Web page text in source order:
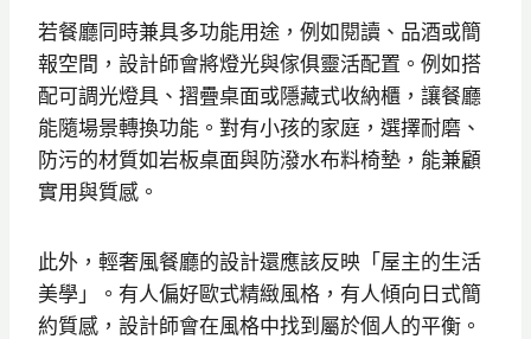
若餐廳同時兼具多功能用途，例如閱讀、品酒或簡
報空間，設計師會將燈光與傢俱靈活配置。例如搭
配可調光燈具、摺疊桌面或隱藏式收納櫃，讓餐廳
能隨場景轉換功能。對有小孩的家庭，選擇耐磨、
防污的材質如岩板桌面與防潑水布料椅墊，能兼顧
實用與質感。
此外，輕奢風餐廳的設計還應該反映「屋主的生活
美學」。有人偏好歐式精緻風格，有人傾向日式簡
約質感，設計師會在風格中找到屬於個人的平衡。